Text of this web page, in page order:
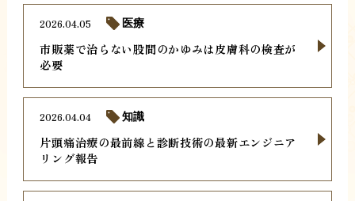
市販薬で治らない股間のかゆみは皮膚科の検査が
必要
2026.04.05 医療
片頭痛治療の最前線と診断技術の最新エンジニア
リング報告
2026.04.04 知識